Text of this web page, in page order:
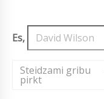
Es,
Steidzami gribu
pirkt